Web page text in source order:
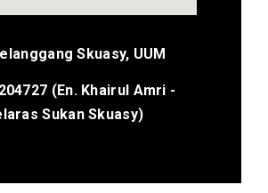
Skuasy, UUM
(En. Khairul Amri -
Sukan Skuasy)